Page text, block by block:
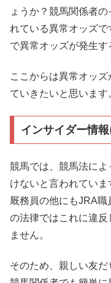
ょうか？競馬関係者
れている異常オッズ
で異常オッズが発生す
ここからは異常オッ
ていきたいと思います
インサイダー情
競馬では、競馬法に
けないと言われていま
厩務員の他にもJRA
の法律ではこれに違反
ません。
そのため、親しい友